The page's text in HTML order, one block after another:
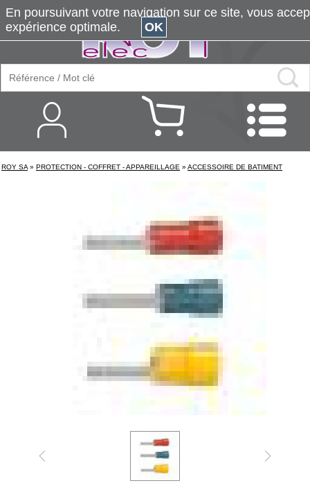
ROY SA » PROTECTION - COFFRET - APPAREILLAGE » ACCESSOIRE DE BATIMENT
En poursuivant votre navigation sur ce site, vous
expérience optimale.
OK